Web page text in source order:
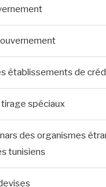
établissements de
spéciaux
des organismes
tunisiens